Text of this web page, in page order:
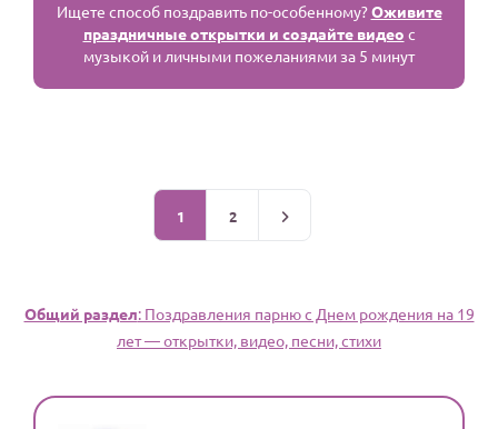
Ищете способ поздравить по-особенному?Оживите
праздничные открытки и создайте видео с
музыкой и личными пожеланиями за 5 минут
1 2
Общий раздел: Поздравления парню c Днем рождения на 19
лет — открытки, видео, песни, стихи